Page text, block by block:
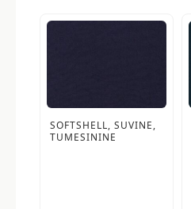
SOFTSHELL, SUVINE,
TUMESININE